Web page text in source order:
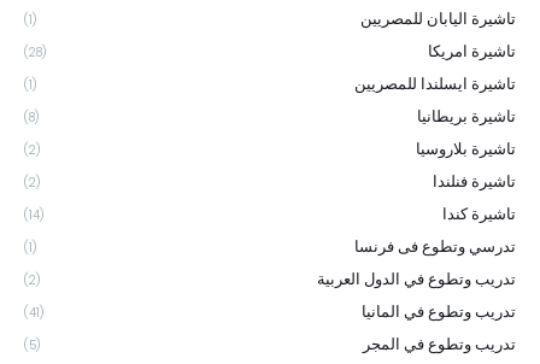
تاشيرة اليابان للمصريين (1)
تاشيرة امريكا (28)
تاشيرة ايسلندا للمصريين (1)
تاشيرة بريطانيا (8)
تاشيرة بلاروسيا (2)
تاشيرة فنلندا (2)
تاشيرة كندا (14)
تدرسي وتطوع فى فرنسا (1)
تدريب وتطوع في الدول العربية (2)
تدريب وتطوع في المانيا (41)
تدريب وتطوع في المجر (5)